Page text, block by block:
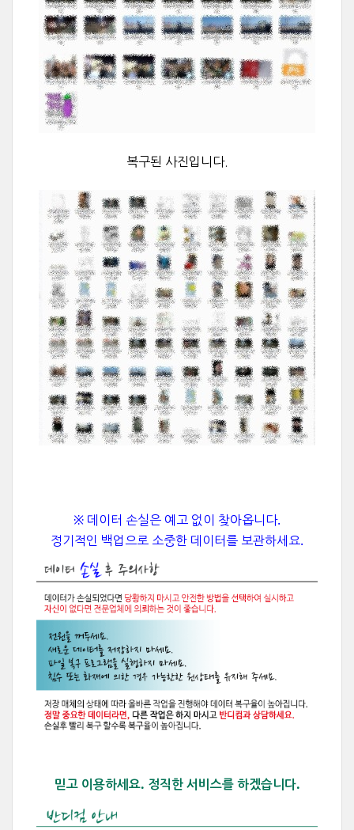
복구된 사진입니다.
※ 데이터 손실은 예고 없이 찾아옵니다.
정기적인 백업으로 소중한 데이터를 보관하세요.
믿고 이용하세요. 정직한 서비스를 하겠습니다.